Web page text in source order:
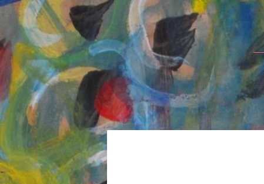
google39f55f5d27d04b1a.html google39f55f5d27d04b1a.html